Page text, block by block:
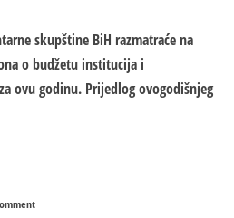
skupštine BiH razmatraće na
o budžetu institucija i
ovu godinu. Prijedlog ovogodišnjeg
on